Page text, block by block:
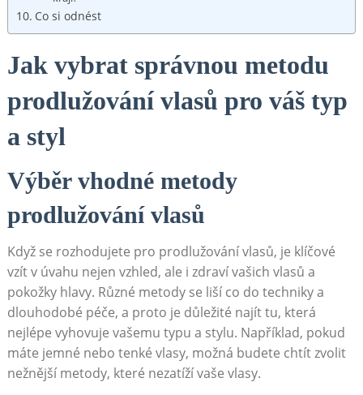
Co si odnést
Jak vybrat správnou metodu
prodlužování vlasů pro váš typ
a styl
Výběr vhodné metody
prodlužování vlasů
Když se rozhodujete pro prodlužování vlasů, je klíčové
vzít v úvahu nejen vzhled, ale i zdraví vašich vlasů a
pokožky hlavy. Různé metody se liší co do techniky a
dlouhodobé péče, a proto je důležité najít tu, která
nejlépe vyhovuje vašemu typu a stylu. Například, pokud
máte jemné nebo tenké vlasy, možná budete chtít zvolit
nežnější metody, které nezatíží vaše vlasy.